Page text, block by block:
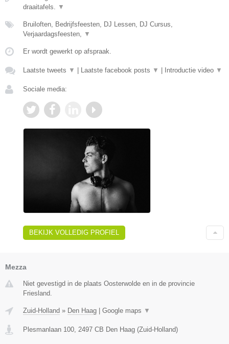
draaitafels. ▼
Bruiloften, Bedrijfsfeesten, DJ Lessen, DJ Cursus,
Verjaardagsfeesten, ▼
Er wordt gewerkt op afspraak.
Laatste tweets ▼ Laatste facebook posts ▼ Introductie video ▼
Sociale media:
BEKIJK VOLLEDIG PROFIEL
Mezza
Niet gevestigd in de plaats Oosterwolde en in de provincie
Friesland.
Zuid-Holland » Den Haag Google maps ▼
Plesmanlaan 100, 2497 CB Den Haag (Zuid-Holland)